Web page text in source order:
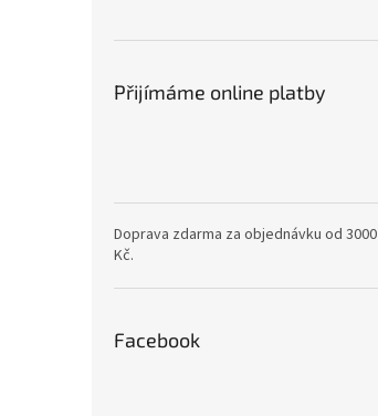
Přijímáme online platby
Doprava zdarma za objednávku od 3000
Kč.
Facebook